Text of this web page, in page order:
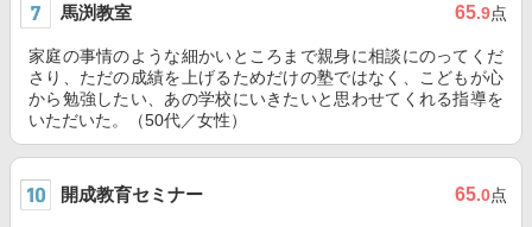
馬渕教室 65.9点
家庭の事情のような細かいところまで親身に相談にのってくだ
さり、ただの成績を上げるためだけの塾ではなく、こどもが心
から勉強したい、あの学校にいきたいと思わせてくれる指導を
いただいた。（50代／女性）
開成教育セミナー 65.0点